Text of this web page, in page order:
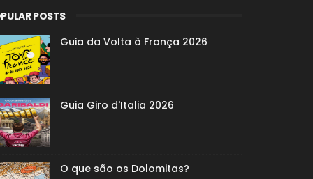
POSTS
Guia da Volta à França 2026
Guia Giro d'Italia 2026
O que são os Dolomitas?